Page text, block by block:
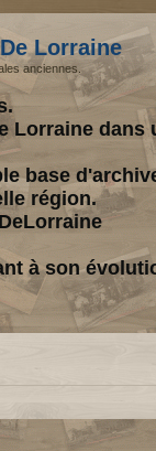
Lorraine
anciennes.
Lorraine dans
base
région.
à son